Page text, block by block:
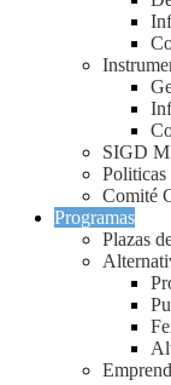
SIGD
Politicas
Comité
Programas
Plazas